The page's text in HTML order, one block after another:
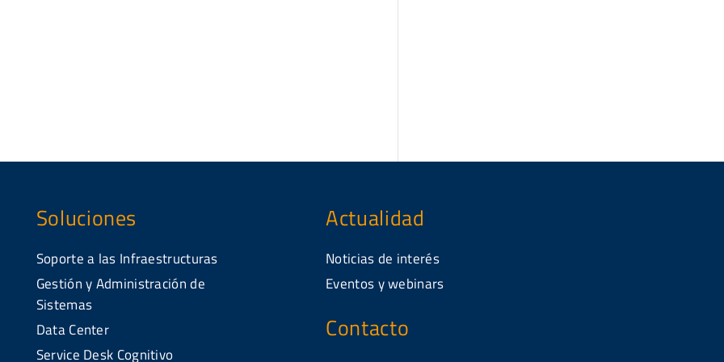
Soluciones
Soporte a las Infraestructuras
Gestión y Administración de
Sistemas
Data Center
Service Desk Cognitivo
Actualidad
Noticias de interés
Eventos y webinars
Contacto